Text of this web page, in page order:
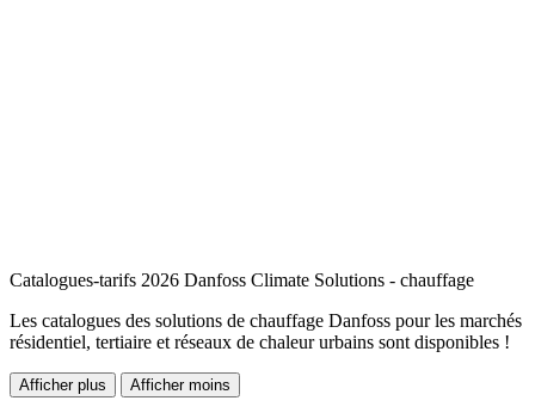
Catalogues-tarifs 2026 Danfoss Climate Solutions - chauffage
Les catalogues des solutions de chauffage Danfoss pour les marchés
résidentiel, tertiaire et réseaux de chaleur urbains sont disponibles !
Afficher plus Afficher moins